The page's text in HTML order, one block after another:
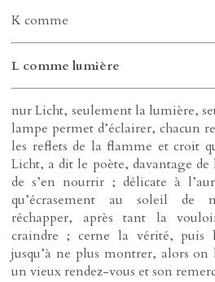
K comme
L comme lumière
nur Licht, seulement la lumière,
lampe permet d’éclairer, chacun
les reflets de la flamme et croit
Licht, a dit le poète, davantage
de s’en nourrir ; délicate à
qu’écrasement au soleil de
réchapper, après tant la
craindre ; cerne la vérité, puis
jusqu’à ne plus montrer, alors
un vieux rendez-vous et son